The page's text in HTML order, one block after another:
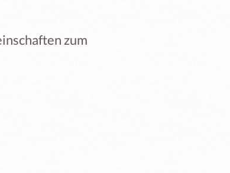
zum